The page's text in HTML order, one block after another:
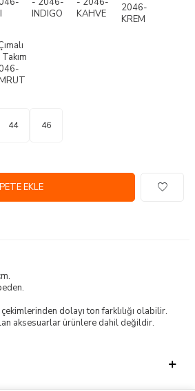
44 46
EKLE
dolayı ton farklılığı olabilir.
aksesuarlar ürünlere dahil değildir.